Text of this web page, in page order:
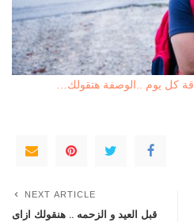
كل يوم ..الوصفة هتقولك…
NEXT ARTICLE
قبل العيد و الزحمه .. هنقولك ازاى